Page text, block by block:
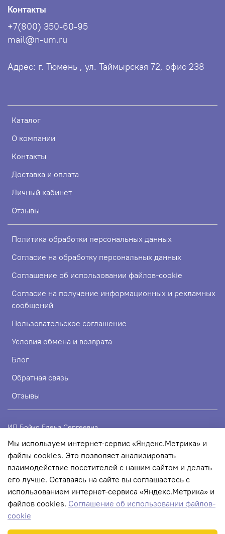
Каталог
О компании
Контакты
Доставка и оплата
Личный кабинет
Отзывы
Политика обработки персональных данных
Согласие на обработку персональных данных
Соглашение об использовании файлов-cookie
Согласие на получение информационных и рекламных
сообщений
Пользовательское соглашение
Условия обмена и возврата
Блог
Обратная связь
Отзывы
Контакты
+7(800) 350-60-95
mail@n-um.ru
Адрес: г. Тюмень , ул. Таймырская 72, офис 238
ИП Бойко Елена Сергеевна
ИНН 720319113307
ОГРНИП 324723200067956
© 2022 Любое использование контента без письменного
разрешения запрещено
Мы используем интернет-сервис «Яндекс.Метрика» и
файлы cookies. Это позволяет анализировать
взаимодействие посетителей с нашим сайтом и делать
его лучше. Оставаясь на сайте вы соглашаетесь с
использованием интернет-сервиса «Яндекс.Метрика» и
файлов cookies. Соглашение об использовании файлов-
cookie